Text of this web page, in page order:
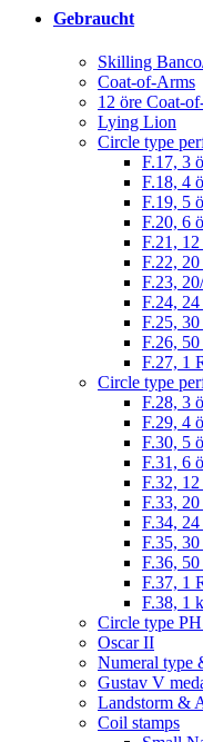
Gebraucht
Skilling
Coat-of-Arms
12 öre Coat-
Lying Lion
Circle type
F.17, 3
F.18, 4
F.19, 5
F.20, 6
F.21,
F.22,
F.23,
F.24,
F.25,
F.26,
F.27, 1
Circle type
F.28, 3
F.29, 4
F.30, 5
F.31, 6
F.32,
F.33,
F.34,
F.35,
F.36,
F.37, 1
F.38, 1
Circle type
Oscar II
Numeral type
Gustav V
Landstorm &
Coil stamps